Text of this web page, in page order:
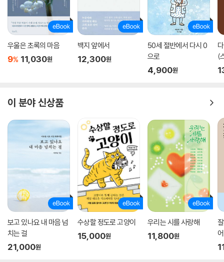
우울은 초록의 마음
9% 11,030원
백지 앞에서
12,300원
50세 절반에서 다시 0
으로
4,900원
(
이 분야 신상품
보고 있나요 내 마음 넘
치는 걸
21,000원
수상할 정도로 고양이
15,000원
우리는 시를 사랑해
11,800원
어